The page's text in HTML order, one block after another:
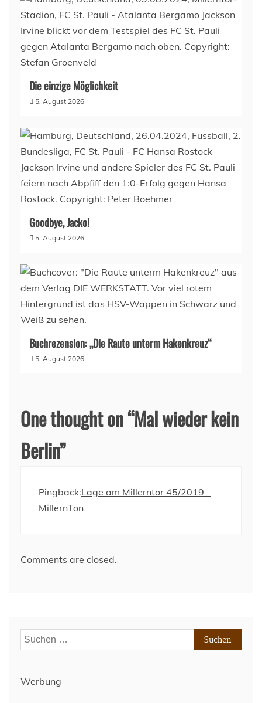
Die einzige Möglichkeit
5. August 2026
Goodbye, Jacko!
5. August 2026
Buchrezension: „Die Raute unterm Hakenkreuz“
5. August 2026
One thought on “Mal wieder kein
Berlin”
Pingback:Lage am Millerntor 45/2019 –
MillernTon
Comments are closed.
Suchen
nach:
Werbung